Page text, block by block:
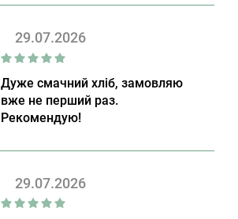
29.07.2026
Дуже смачний хліб, замовляю
вже не перший раз.
Рекомендую!
29.07.2026